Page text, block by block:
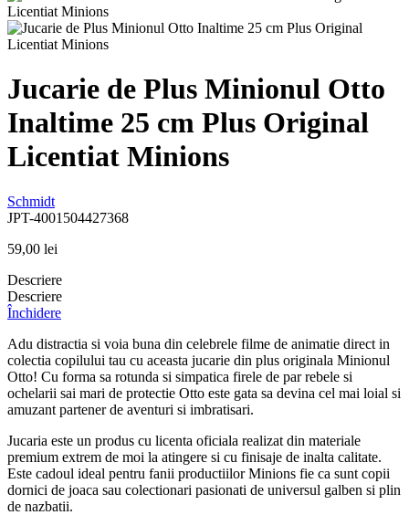
Jucarie de Plus Minionul Otto
Inaltime 25 cm Plus Original
Licentiat Minions
Schmidt
JPT-4001504427368
59,00 lei
Descriere
Descriere
Închidere
Adu distractia si voia buna din celebrele filme de animatie direct in
colectia copilului tau cu aceasta jucarie din plus originala Minionul
Otto! Cu forma sa rotunda si simpatica firele de par rebele si
ochelarii sai mari de protectie Otto este gata sa devina cel mai loial si
amuzant partener de aventuri si imbratisari.
Jucaria este un produs cu licenta oficiala realizat din materiale
premium extrem de moi la atingere si cu finisaje de inalta calitate.
Este cadoul ideal pentru fanii productiilor Minions fie ca sunt copii
dornici de joaca sau colectionari pasionati de universul galben si plin
de nazbatii.